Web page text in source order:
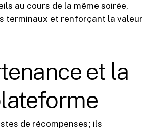
au cours de la même soirée,
terminaux et renforçant la valeur
et la
de récompenses ; ils